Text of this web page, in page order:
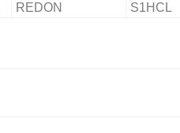
REDON S1HCL